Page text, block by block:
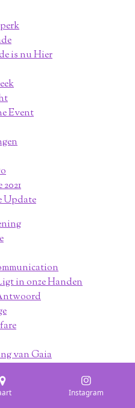
is nu Hier
Event
Update
in onze Handen
van Gaia
met Gaia
Instagram